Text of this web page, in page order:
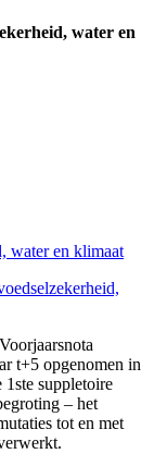
water en
water en klimaat
t+5 opgenomen in
suppletoire
– het
tot en met